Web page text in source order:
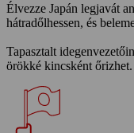
Élvezze Japán legjavát
hátradőlhessen, és
Tapasztalt
örökké kincsként őrizhet.